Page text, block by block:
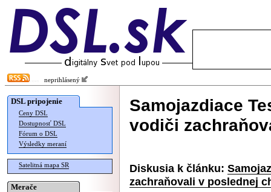
neprihlásený
DSL pripojenie
Ceny DSL
Dostupnosť DSL
Fórum o DSL
Výsledky meraní
Satelitná mapa SR
Merače
Samojazdiace
vodiči
Diskusia k článku:
zachraňovali v poslednej